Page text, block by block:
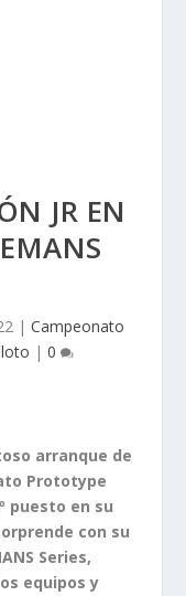
JR EN
| Campeonato
| 0
arranque de
Prototype
puesto en su
con su
Series,
equipos y